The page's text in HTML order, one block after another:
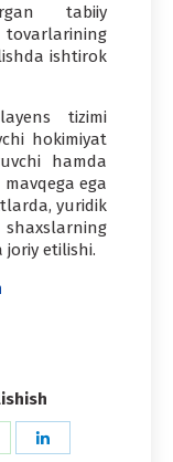
tabiiy
ishtirok
tizimi
hokimiyat
hamda
ega
yuridik
etilishi.
Share